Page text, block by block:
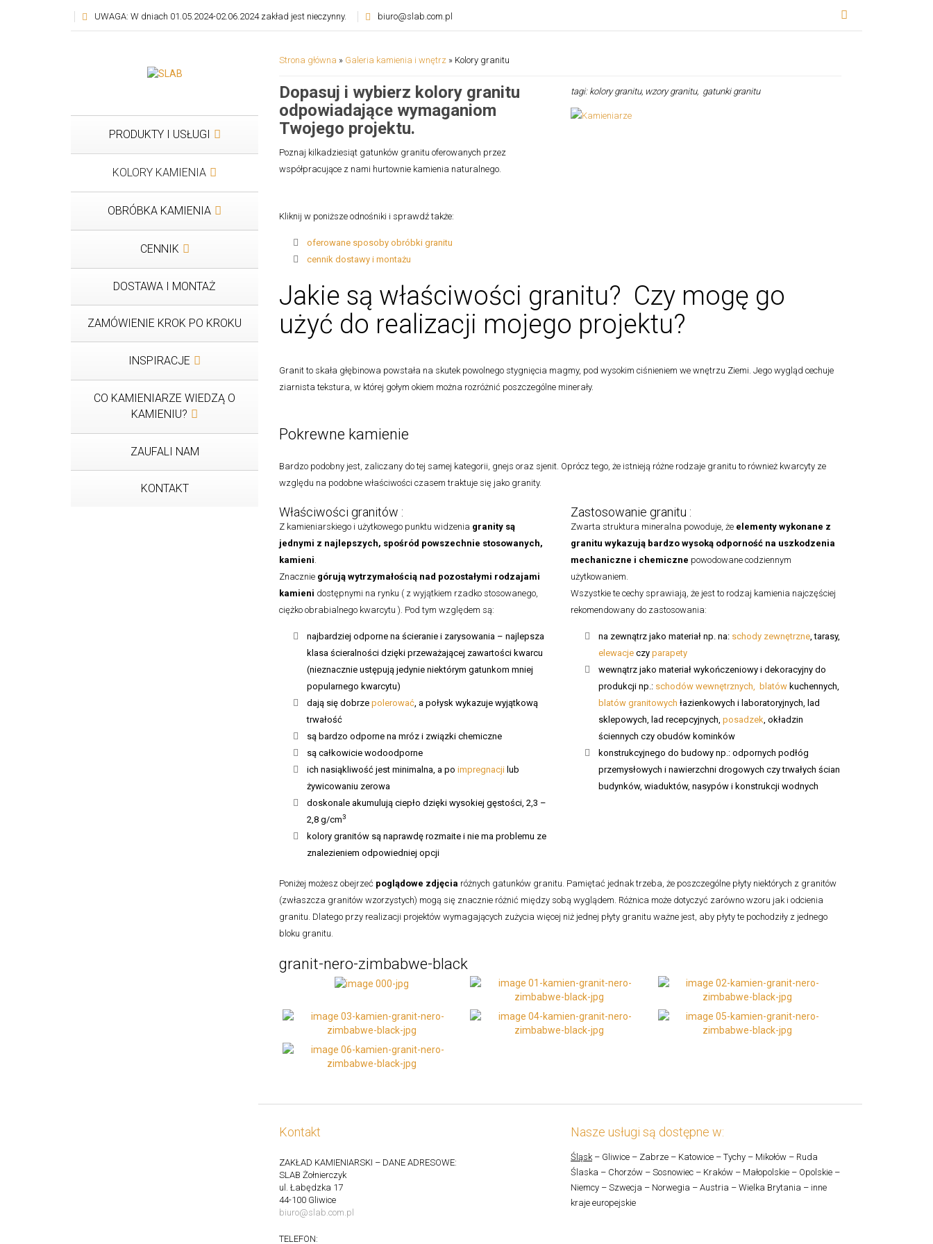
UWAGA: W dniach 01.05.2024-02.06.2024 zakład jest nieczynny. biuro@slab.com.pl
PRODUKTY I USŁUGI
KOLORY KAMIENIA
OBRÓBKA KAMIENIA
CENNIK
DOSTAWA I MONTAŻ
ZAMÓWIENIE KROK PO KROKU
INSPIRACJE
CO KAMIENIARZE WIEDZĄ O
KAMIENIU?
ZAUFALI NAM
KONTAKT
Strona główna » Galeria kamienia i wnętrz » Kolory granitu
Dopasuj i wybierz kolory granitu
odpowiadające wymaganiom
Twojego projektu.
Poznaj kilkadziesiąt gatunków granitu oferowanych przez
współpracujące z nami hurtownie kamienia naturalnego.
Kliknij w poniższe odnośniki i sprawdź także:
oferowane sposoby obróbki granitu
cennik dostawy i montażu
tagi: kolory granitu, wzory granitu, gatunki granitu
Jakie są właściwości granitu? Czy mogę go
użyć do realizacji mojego projektu?
Granit to skała głębinowa powstała na skutek powolnego stygnięcia magmy, pod wysokim ciśnieniem we wnętrzu Ziemi. Jego wygląd cechuje
ziarnista tekstura, w której gołym okiem można rozróżnić poszczególne minerały.
Pokrewne kamienie
Bardzo podobny jest, zaliczany do tej samej kategorii, gnejs oraz sjenit. Oprócz tego, że istnieją różne rodzaje granitu to również kwarcyty ze
względu na podobne właściwości czasem traktuje się jako granity.
Właściwości granitów :
Z kamieniarskiego i użytkowego punktu widzenia granity są
jednymi z najlepszych, spośród powszechnie stosowanych,
kamieni.
Znacznie górują wytrzymałością nad pozostałymi rodzajami
kamieni dostępnymi na rynku ( z wyjątkiem rzadko stosowanego,
ciężko obrabialnego kwarcytu ). Pod tym względem są:
najbardziej odporne na ścieranie i zarysowania – najlepsza
klasa ścieralności dzięki przeważającej zawartości kwarcu
(nieznacznie ustępują jedynie niektórym gatunkom mniej
popularnego kwarcytu)
dają się dobrze polerować, a połysk wykazuje wyjątkową
trwałość
są bardzo odporne na mróz i związki chemiczne
są całkowicie wodoodporne
ich nasiąkliwość jest minimalna, a po impregnacji lub
żywicowaniu zerowa
doskonale akumulują ciepło dzięki wysokiej gęstości, 2,3 –
2,8 g/cm3
kolory granitów są naprawdę rozmaite i nie ma problemu ze
znalezieniem odpowiedniej opcji
Zastosowanie granitu :
Zwarta struktura mineralna powoduje, że elementy wykonane z
granitu wykazują bardzo wysoką odporność na uszkodzenia
mechaniczne i chemiczne powodowane codziennym
użytkowaniem.
Wszystkie te cechy sprawiają, że jest to rodzaj kamienia najczęściej
rekomendowany do zastosowania:
na zewnątrz jako materiał np. na: schody zewnętrzne, tarasy,
elewacje czy parapety
wewnątrz jako materiał wykończeniowy i dekoracyjny do
produkcji np.: schodów wewnętrznych, blatów kuchennych,
blatów granitowych łazienkowych i laboratoryjnych, lad
sklepowych, lad recepcyjnych, posadzek, okładzin
ściennych czy obudów kominków
konstrukcyjnego do budowy np.: odpornych podłóg
przemysłowych i nawierzchni drogowych czy trwałych ścian
budynków, wiaduktów, nasypów i konstrukcji wodnych
Poniżej możesz obejrzeć poglądowe zdjęcia różnych gatunków granitu. Pamiętać jednak trzeba, że poszczególne płyty niektórych z granitów
(zwłaszcza granitów wzorzystych) mogą się znacznie różnić między sobą wyglądem. Różnica może dotyczyć zarówno wzoru jak i odcienia
granitu. Dlatego przy realizacji projektów wymagających zużycia więcej niż jednej płyty granitu ważne jest, aby płyty te pochodziły z jednego
bloku granitu.
granit-nero-zimbabwe-black
Kontakt
ZAKŁAD KAMIENIARSKI – DANE ADRESOWE:
SLAB Żołnierczyk
ul. Łabędzka 17
44-100 Gliwice
biuro@slab.com.pl
TELEFON:
Nasze usługi są dostępne w:
Śląsk– Gliwice – Zabrze – Katowice – Tychy – Mikołów – Ruda
Ślaska – Chorzów – Sosnowiec – Kraków – Małopolskie – Opolskie –
Niemcy – Szwecja – Norwegia – Austria – Wielka Brytania – inne
kraje europejskie